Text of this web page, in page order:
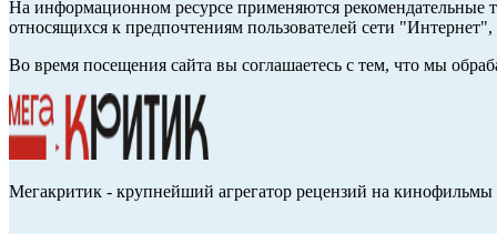
На информационном ресурсе применяются рекомендательные
относящихся к предпочтениям пользователей сети
Во время посещения сайта вы соглашаетесь с тем, что мы
Мегакритик - крупнейший агрегатор рецензий на кинофильмы